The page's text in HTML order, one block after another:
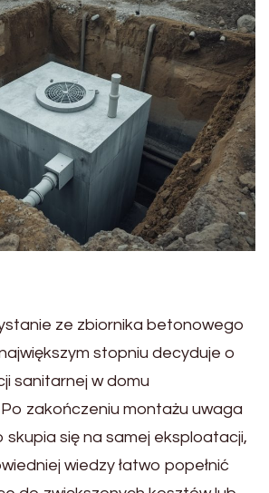
ze zbiornika betonowego
stopniu decyduje o
sanitarnej w domu
zakończeniu montażu uwaga
skupia się na samej eksploatacji,
wiedzy łatwo popełnić